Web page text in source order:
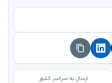
ارسال به سراسر کشور